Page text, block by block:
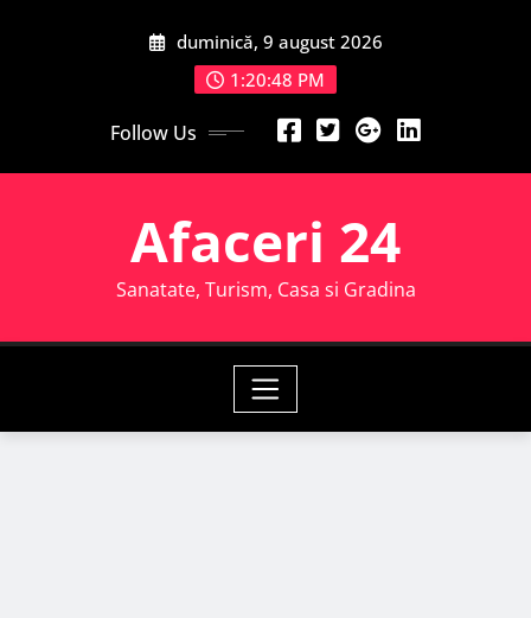
duminică, 9 august 2026
1:20:49 PM
Follow Us
Afaceri 24
Sanatate, Turism, Casa si Gradina